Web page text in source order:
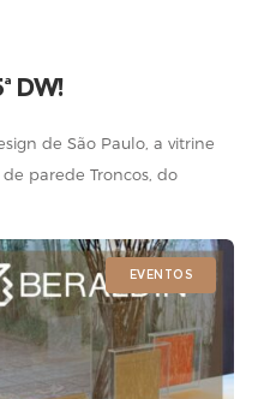
DW!
de São Paulo, a vitrine
parede Troncos, do
EVENTOS